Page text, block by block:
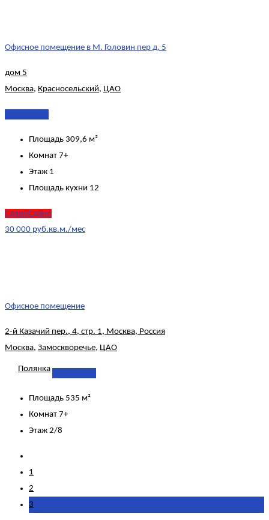
Офисное помещение в М. Головин пер д. 5
дом 5
Москва, Красносельский, ЦАО
Площадь 309,6 м²
Комнат 7+
Этаж 1
Площадь кухни 12
СданоСдано
30 000 руб.кв.м./мес
Офисное помещение
2-й Казачий пер., 4, стр. 1, Москва, Россия
Москва, Замоскворечье, ЦАО
Полянка
Площадь 535 м²
Комнат 7+
Этаж 2/8
1
2
3